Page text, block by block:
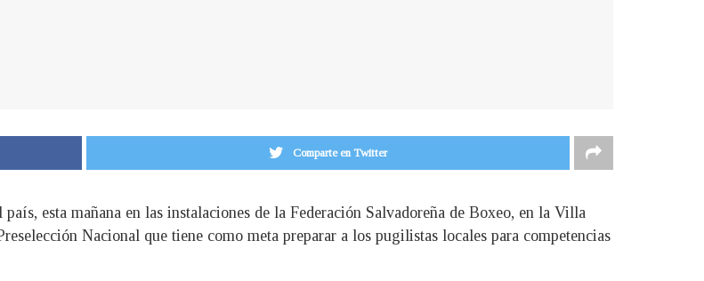
Comparte en Twitter
esta mañana en las instalaciones de la Federación Salvadoreña de Boxeo, en la Villa
Nacional que tiene como meta preparar a los pugilistas locales para competencias